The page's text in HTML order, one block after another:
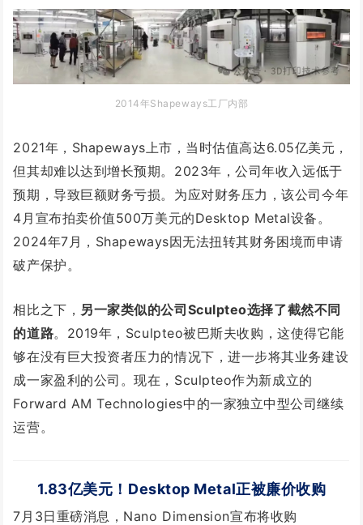
2014年Shapeways工厂内部
2021年，Shapeways上市，当时估值高达6.05亿美元，
但其却难以达到增长预期。2023年，公司年收入远低于
预期，导致巨额财务亏损。为应对财务压力，该公司今年
4月宣布拍卖价值500万美元的Desktop Metal设备。
2024年7月，Shapeways因无法扭转其财务困境而申请
破产保护。
相比之下， 另一家类似的公司Sculpteo选择了截然不同
的道路。 2019年，Sculpteo被巴斯夫收购，这使得它能
够在没有巨大投资者压力的情况下，进一步将其业务建设
成一家盈利的公司。现在，Sculpteo作为新成立的
Forward AM Technologies中的一家独立中型公司继续
运营。
1.83亿美元 ！Desktop Metal正被廉价收购
7月3日重磅消息，Nano Dimension宣布将收购